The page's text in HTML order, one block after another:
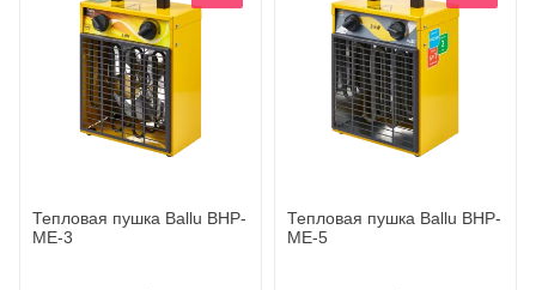
Тепловая пушка Ballu BHP-
ME-3
Тепловая пушка Ballu BHP-
ME-5